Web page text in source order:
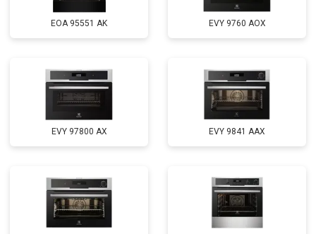
EOA 95551 AK EVY 9760 AOX
EVY 97800 AX EVY 9841 AAX